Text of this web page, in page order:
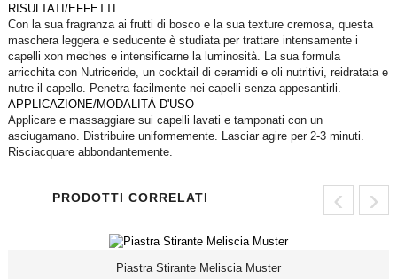
RISULTATI/EFFETTI
Con la sua fragranza ai frutti di bosco e la sua texture cremosa, questa
maschera leggera e seducente è studiata per trattare intensamente i
capelli xon meches e intensificarne la luminosità. La sua formula
arricchita con Nutriceride, un cocktail di ceramidi e oli nutritivi, reidratata e
nutre il capello. Penetra facilmente nei capelli senza appesantirli.
APPLICAZIONE/MODALITÀ D'USO
Applicare e massaggiare sui capelli lavati e tamponati con un
asciugamano. Distribuire uniformemente. Lasciar agire per 2-3 minuti.
Risciacquare abbondantemente.
PRODOTTI CORRELATI ‹ ›
Piastra Stirante Meliscia Muster